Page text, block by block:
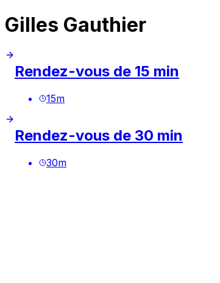
Gilles Gauthier
Rendez-vous de 15 min
15m
Rendez-vous de 30 min
30m